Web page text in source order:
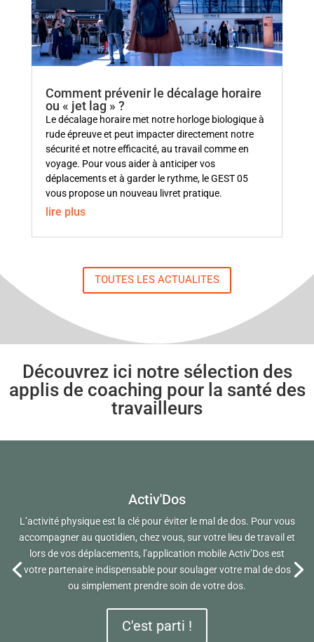
Comment prévenir le décalage horaire
ou « jet lag » ?
Le décalage horaire met notre horloge biologique à
rude épreuve et peut impacter directement notre
sécurité et notre efficacité, au travail comme en
voyage. Pour vous aider à anticiper vos
déplacements et à garder le rythme, le GEST 05
vous propose un nouveau livret pratique.
lire plus
TOUTES LES ACTUALITES
Découvrez ici notre sélection des
applis de coaching pour la santé des
travailleurs
Activ'Dos
L’activité physique est la clé pour éviter le mal de dos. Pour vous
accompagner au quotidien, chez vous, sur votre lieu de travail et
lors de vos déplacements, l’application mobile Activ’Dos est
votre partenaire indispensable pour soulager votre mal de dos
ou simplement prendre soin de votre dos.
C'est parti !